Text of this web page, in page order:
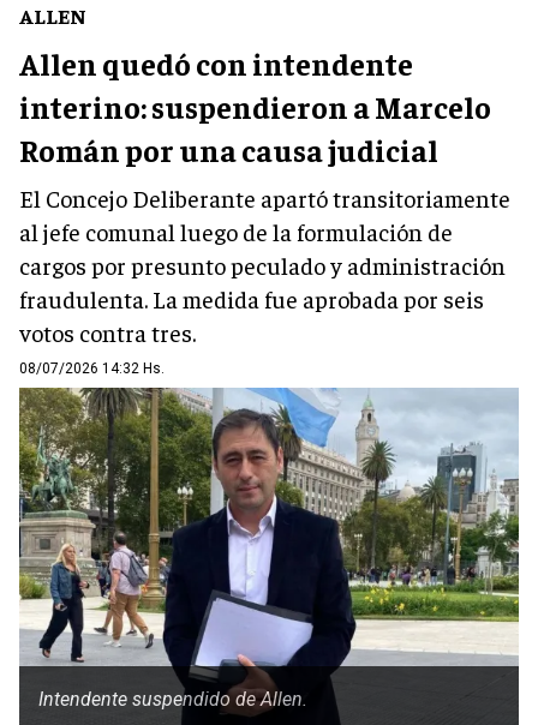
ALLEN
Allen quedó con intendente
interino: suspendieron a Marcelo
Román por una causa judicial
El Concejo Deliberante apartó transitoriamente
al jefe comunal luego de la formulación de
cargos por presunto peculado y administración
fraudulenta. La medida fue aprobada por seis
votos contra tres.
08/07/2026 14:32 Hs.
Intendente suspendido de Allen.